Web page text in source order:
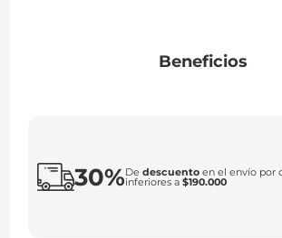
Beneficios
30%Dedescuento en el envío por
inferiores a$190.000